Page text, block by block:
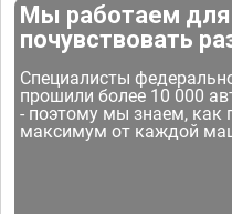
Мы работаем
почувствовать
Специалисты
прошили более 10 000
- поэтому мы знаем, как
максимум от каждой